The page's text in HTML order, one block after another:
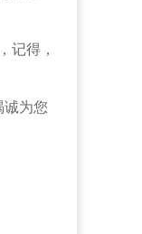
记得，
诚为您